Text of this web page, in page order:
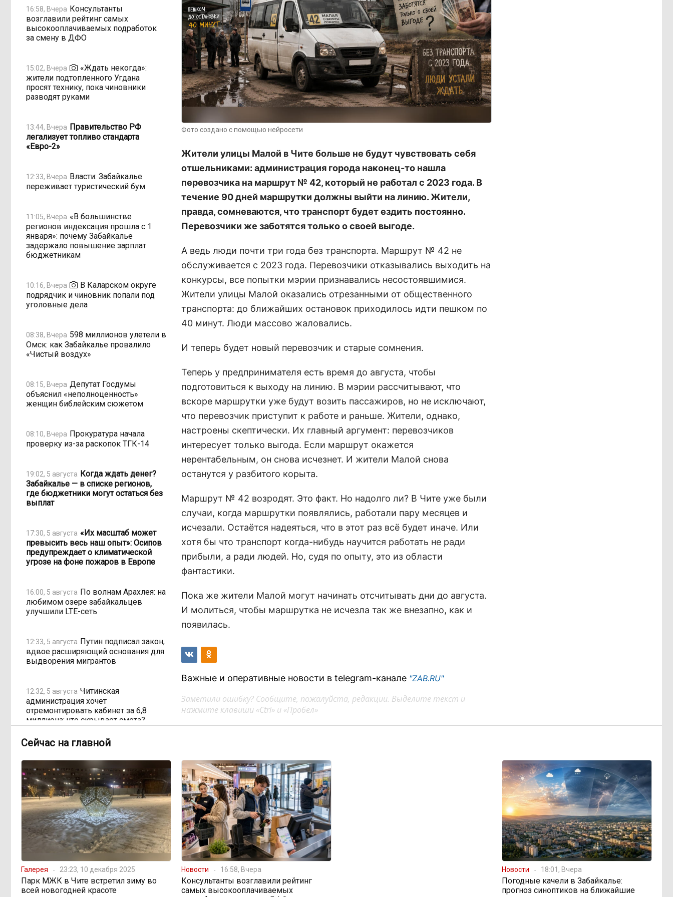
16:58, Вчера Консультанты
возглавили рейтинг самых
высокооплачиваемых подработок
за смену в ДФО
15:02, Вчера
«Ждать некогда»:
жители подтопленного Угдана
просят технику, пока чиновники
разводят руками
13:44, Вчера Правительство РФ
легализует топливо стандарта
«Евро-2»
12:33, Вчера Власти: Забайкалье
переживает туристический бум
11:05, Вчера «В большинстве
регионов индексация прошла с 1
января»: почему Забайкалье
задержало повышение зарплат
бюджетникам
10:16, Вчера
В Каларском округе
подрядчик и чиновник попали под
уголовные дела
08:38, Вчера 598 миллионов улетели в
Омск: как Забайкалье провалило
«Чистый воздух»
08:15, Вчера Депутат Госдумы
объяснил «неполноценность»
женщин библейским сюжетом
08:10, Вчера Прокуратура начала
проверку из-за раскопок ТГК-14
19:02, 5 августа Когда ждать денег?
Забайкалье — в списке регионов,
где бюджетники могут остаться без
выплат
17:30, 5 августа «Их масштаб может
превысить весь наш опыт»: Осипов
предупреждает о климатической
угрозе на фоне пожаров в Европе
16:00, 5 августа По волнам Арахлея: на
любимом озере забайкальцев
улучшили LTE-сеть
12:33, 5 августа Путин подписал закон,
вдвое расширяющий основания для
выдворения мигрантов
12:32, 5 августа Читинская
администрация хочет
отремонтировать кабинет за 6,8
миллиона: что скрывает смета?
отвечает: региональные власти
неточно изложили ситуацию с
топливным кризисом
09:33, 5 августа Учителя в Забайкалье
получают почти вдвое больше, чем
в среднем по стране
08:02, 5 августа Лес, которого нет в
Фото создано с помощью нейросети
Жители улицы Малой в Чите больше не будут чувствовать себя
отшельниками: администрация города наконец-то нашла
перевозчика на маршрут № 42, который не работал с 2023 года. В
течение 90 дней маршрутки должны выйти на линию. Жители,
правда, сомневаются, что транспорт будет ездить постоянно.
Перевозчики же заботятся только о своей выгоде.
А ведь люди почти три года без транспорта. Маршрут № 42 не
обслуживается с 2023 года. Перевозчики отказывались выходить на
конкурсы, все попытки мэрии признавались несостоявшимися.
Жители улицы Малой оказались отрезанными от общественного
транспорта: до ближайших остановок приходилось идти пешком по
40 минут. Люди массово жаловались.
И теперь будет новый перевозчик и старые сомнения.
Теперь у предпринимателя есть время до августа, чтобы
подготовиться к выходу на линию. В мэрии рассчитывают, что
вскоре маршрутки уже будут возить пассажиров, но не исключают,
что перевозчик приступит к работе и раньше. Жители, однако,
настроены скептически. Их главный аргумент: перевозчиков
интересует только выгода. Если маршрут окажется
нерентабельным, он снова исчезнет. И жители Малой снова
останутся у разбитого корыта.
Маршрут № 42 возродят. Это факт. Но надолго ли? В Чите уже были
случаи, когда маршрутки появлялись, работали пару месяцев и
исчезали. Остаётся надеяться, что в этот раз всё будет иначе. Или
хотя бы что транспорт когда-нибудь научится работать не ради
прибыли, а ради людей. Но, судя по опыту, это из области
фантастики.
Пока же жители Малой могут начинать отсчитывать дни до августа.
И молиться, чтобы маршрутка не исчезла так же внезапно, как и
появилась.
Важные и оперативные новости в telegram-канале "ZAB.RU"
Заметили ошибку? Сообщите, пожалуйста, редакции. Выделите текст и
нажмите клавиши «Ctrl» и «Пробел»
Сейчас на главной
Галерея 23:23, 10 декабря 2025
Парк МЖК в Чите встретил зиму во
всей новогодней красоте
Новости 16:58, Вчера
Консультанты возглавили рейтинг
самых высокооплачиваемых
Новости 18:01, Вчера
Погодные качели в Забайкалье:
прогноз синоптиков на ближайшие